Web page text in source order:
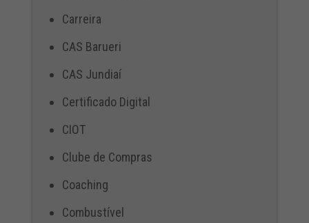
Carreira
CAS Barueri
CAS Jundiaí
Certificado Digital
CIOT
Clube de Compras
Coaching
Combustível